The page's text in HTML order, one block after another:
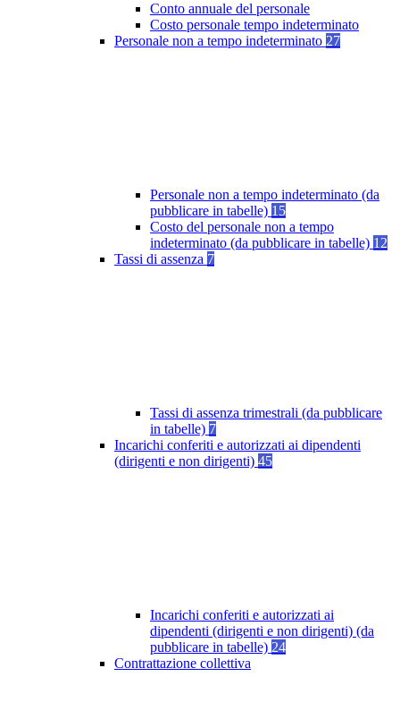
Conto annuale del personale
Costo personale tempo indeterminato
Personale non a tempo indeterminato 27
Personale non a tempo indeterminato (da
pubblicare in tabelle) 15
Costo del personale non a tempo
indeterminato (da pubblicare in tabelle) 12
Tassi di assenza 7
Tassi di assenza trimestrali (da pubblicare
in tabelle) 7
Incarichi conferiti e autorizzati ai dipendenti
(dirigenti e non dirigenti) 45
Incarichi conferiti e autorizzati ai
dipendenti (dirigenti e non dirigenti) (da
pubblicare in tabelle) 24
Contrattazione collettiva